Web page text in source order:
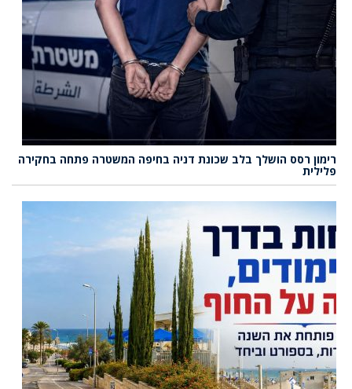
רימון רסס הושלך בלב שכונת דניה בחיפה המשטרה פתחה בחקירה
פלילית